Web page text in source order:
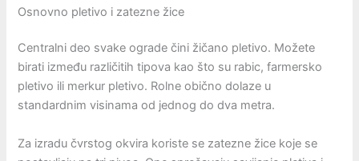
Osnovno pletivo i zatezne žice
Centralni deo svake ograde čini žičano pletivo. Možete
birati između različitih tipova kao što su rabic, farmersko
pletivo ili merkur pletivo. Rolne obično dolaze u
standardnim visinama od jednog do dva metra.
Za izradu čvrstog okvira koriste se zatezne žice koje se